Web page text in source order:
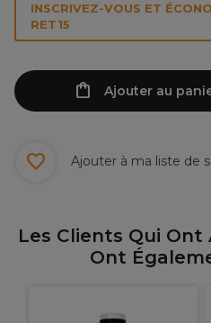
INSCRIVEZ-VOUS ET
RET15
Ajouter au
Ajouter à ma liste de
Les Clients Qui
Ont